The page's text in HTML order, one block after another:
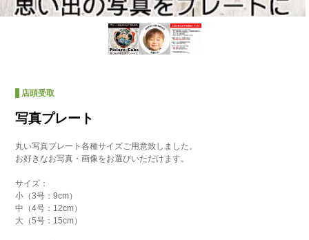
写真プレート
店頭受取
丸い写真プレート各種サイズご用意致しました。
お好きなお写真・画像をお選びいただけます。
サイズ：
小（3号：9cm）
中（4号：12cm）
大（5号：15cm）